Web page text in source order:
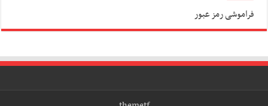
فراموشی رمز عبور